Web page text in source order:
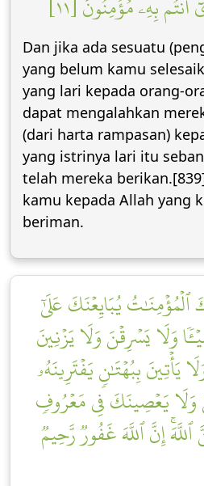
Dan jika ada sesuatu
yang belum kamu
yang lari kepada orang-
dapat mengalahkan
(dari harta rampasan)
yang istrinya lari itu
telah mereka
kamu kepada Allah yang
beriman.
ٱلۡمُؤۡمِنَٰتُ يُبَايِعۡنَكَ عَلَىٰٓ
وَلَا يَسۡرِقۡنَ وَلَا يَزۡنِينَ
يَأۡتِينَ بِبُهۡتَٰنٖ يَفۡتَرِينَهُۥ
وَلَا يَعۡصِينَكَ فِي مَعۡرُوفٖ
إِنَّ ٱللَّهَ غَفُورٞ رَّحِيمٞ